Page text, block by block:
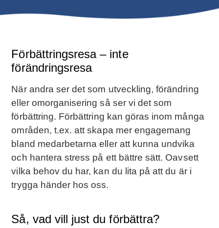
Förbättringsresa – inte
förändringsresa
När andra ser det som utveckling, förändring
eller omorganisering så ser vi det som
förbättring. Förbättring kan göras inom många
områden, t.ex. att skapa mer engagemang
bland medarbetarna eller att kunna undvika
och hantera stress på ett bättre sätt. Oavsett
vilka behov du har, kan du lita på att du är i
trygga händer hos oss.
Så, vad vill just du förbättra?